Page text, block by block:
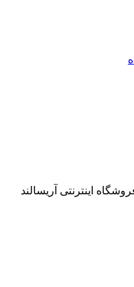
اینترنتی آریسالند